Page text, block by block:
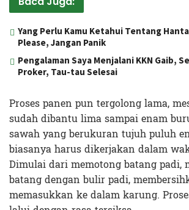
Yang Perlu Kamu Ketahui Tentang
Please, Jangan Panik
Pengalaman Saya Menjalani KKN Gaib,
Proker, Tau-tau Selesai
Proses panen pun tergolong lama,
sudah dibantu lima sampai enam
sawah yang berukuran tujuh puluh
biasanya harus dikerjakan dalam
Dimulai dari memotong batang padi,
batang dengan bulir padi,
memasukkan ke dalam karung.